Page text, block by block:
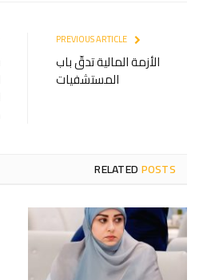
الأزمة المالية تدقّ باب
المستشفيات
RELATEDPOSTS